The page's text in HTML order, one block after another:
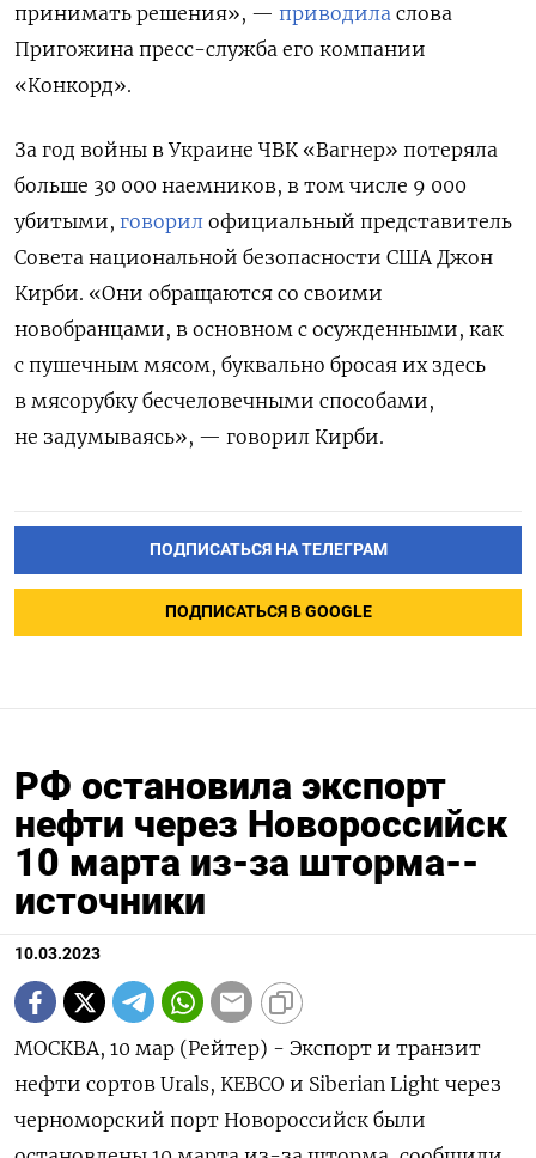
принимать решения», — приводила слова
Пригожина пресс-служба его компании
«Конкорд».
За год войны в Украине ЧВК «Вагнер» потеряла
больше 30 000 наемников, в том числе 9 000
убитыми, говорил официальный представитель
Совета национальной безопасности США Джон
Кирби. «Они обращаются со своими
новобранцами, в основном с осужденными, как
с пушечным мясом, буквально бросая их здесь
в мясорубку бесчеловечными способами,
не задумываясь», — говорил Кирби.
ПОДПИСАТЬСЯ НА ТЕЛЕГРАМ
ПОДПИСАТЬСЯ В GOOGLE
РФ остановила экспорт
нефти через Новороссийск
10 марта из-за шторма--
источники
10.03.2023
МОСКВА, 10 мар (Рейтер) - Экспорт и транзит
нефти сортов Urals, KEBCO и Siberian Light через
черноморский порт Новороссийск были